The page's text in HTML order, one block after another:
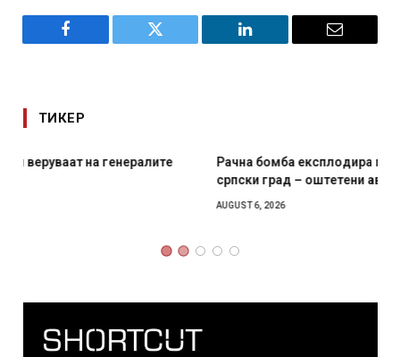
Facebook Twitter LinkedIn Email
ТИКЕР
Рачна бомба експлодира пред зграда во главниот
српски град – оштетени автомобили и локали